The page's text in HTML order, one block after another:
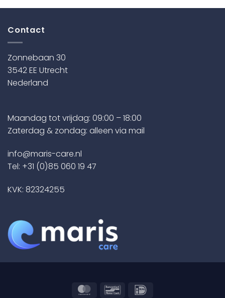
Contact
Zonnebaan 30
3542 EE Utrecht
Nederland
Maandag tot vrijdag: 09:00 – 18:00
Zaterdag & zondag: alleen via mail
info@maris-care.nl
Tel: +31 (0)85 060 19 47
KVK: 82324255
MasterCardBancontact